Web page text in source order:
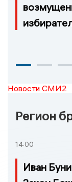
Новости СМИ2
Регион
14:00
Иван